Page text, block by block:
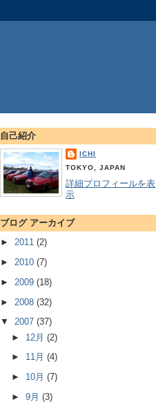
自己紹介
ICHI
TOKYO, JAPAN
詳細プロフィールを表
示
ブログ アーカイブ
► 2011 (2)
► 2010 (7)
► 2009 (18)
► 2008 (32)
▼ 2007 (37)
► 12月 (2)
► 11月 (4)
► 10月 (7)
► 9月 (3)